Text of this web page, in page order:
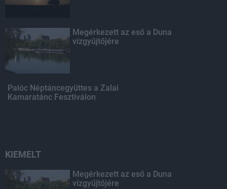
Megérkezett az eső a Duna
vízgyűjtőjére
Palóc Néptáncegyüttes a Zalai
Kamaratánc Fesztiválon
KIEMELT
Megérkezett az eső a Duna
vízgyűjtőjére